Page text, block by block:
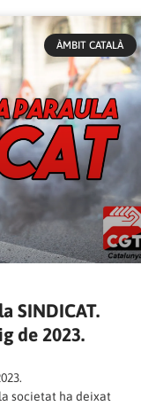
ÀMBIT CATALÀ
SINDICAT.
de 2023.
societat ha deixat